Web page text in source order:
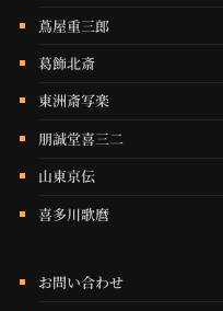
蔦屋重三郎
葛飾北斎
東洲斎写楽
朋誠堂喜三二
山東京伝
喜多川歌麿
お問い合わせ